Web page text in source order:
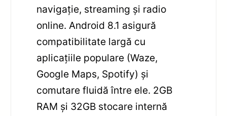
navigație, streaming și radio
online. Android 8.1 asigură
compatibilitate largă cu
aplicațiile populare (Waze,
Google Maps, Spotify) și
comutare fluidă între ele. 2GB
RAM și 32GB stocare internă